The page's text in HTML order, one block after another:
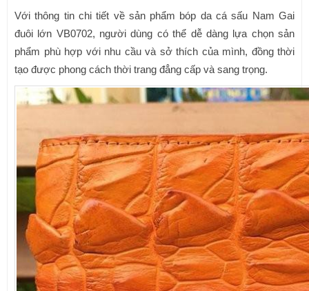
Với thông tin chi tiết về sản phẩm bóp da cá sấu Nam Gai
đuôi lớn VB0702, người dùng có thể dễ dàng lựa chọn sản
phẩm phù hợp với nhu cầu và sở thích của mình, đồng thời
tạo được phong cách thời trang đẳng cấp và sang trọng.